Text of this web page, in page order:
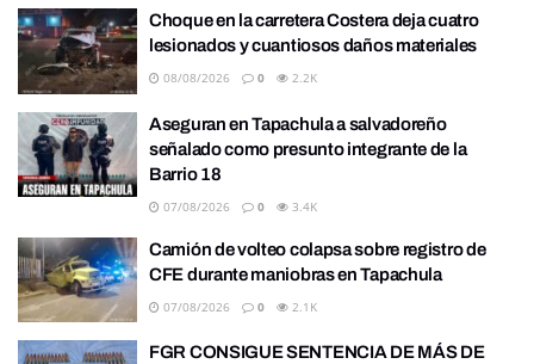
Choque en la carretera Costera deja cuatro
lesionados y cuantiosos daños materiales
08/08/2026 0 2.2K
Aseguran en Tapachula a salvadoreño
señalado como presunto integrante de la
Barrio 18
07/08/2026 0 3.4K
Camión de volteo colapsa sobre registro de
CFE durante maniobras en Tapachula
07/08/2026 0 2.1K
FGR CONSIGUE SENTENCIA DE MÁS DE